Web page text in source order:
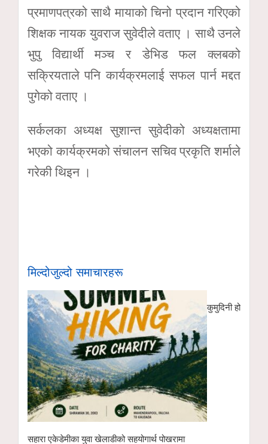
प्रमाणपत्रको साथै मायाको चिनो प्रदान गरिएको
शिक्षक नायक युवराज सुवेदीले वताए । साथै उनले
भुपु विद्यार्थी मञ्च र डेभिड फल क्लबको
सक्रियताले पनि कार्यक्रमलाई सफल पार्न मद्दत
पुगेको वताए ।
सर्कलका अध्यक्ष सुशान्त सुवेदीको अध्यक्षतामा
भएको कार्यक्रमको संचालन सचिव प्रकृति शर्माले
गरेकी थिइन ।
मिल्दोजुल्दो समाचारहरू
सहारा एकेडेमीका युवा खेलाडीको सहयोगार्थ पोखरामा
कुमुदिनी होम्समा